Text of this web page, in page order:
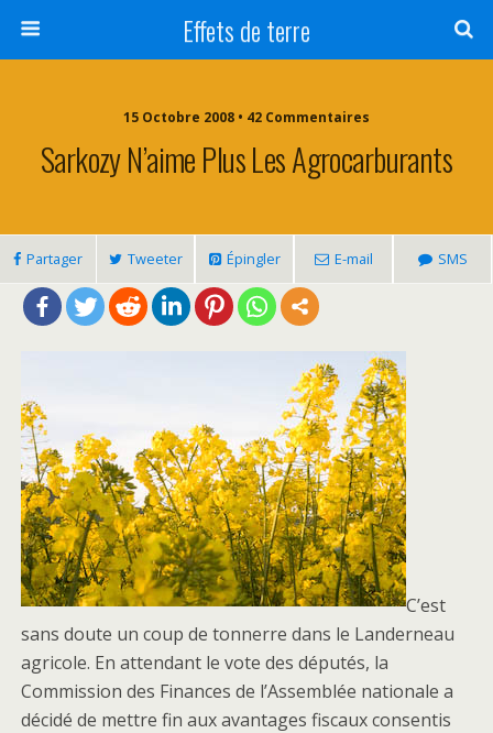
Effets de terre
15 Octobre 2008 • 42 Commentaires
Sarkozy N’aime Plus Les Agrocarburants
Partager Tweeter Épingler E-mail SMS
C’est
sans doute un coup de tonnerre dans le Landerneau
agricole. En attendant le vote des députés, la
Commission des Finances de l’Assemblée nationale a
décidé de mettre fin aux avantages fiscaux consentis